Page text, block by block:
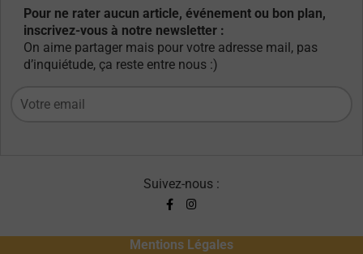
Pour ne rater aucun article, événement ou bon plan,
inscrivez-vous à notre newsletter :
On aime partager mais pour votre adresse mail, pas
d’inquiétude, ça reste entre nous :)
Suivez-nous :
Mentions Légales